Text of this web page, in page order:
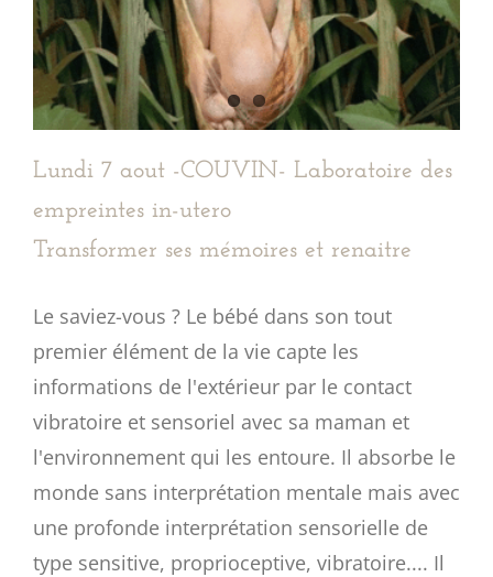
Lundi 7 aout -COUVIN- Laboratoire des
empreintes in-utero
Transformer ses mémoires et renaitre
Le saviez-vous ? Le bébé dans son tout
premier élément de la vie capte les
informations de l'extérieur par le contact
vibratoire et sensoriel avec sa maman et
l'environnement qui les entoure. Il absorbe le
monde sans interprétation mentale mais avec
une profonde interprétation sensorielle de
type sensitive, proprioceptive, vibratoire.... Il